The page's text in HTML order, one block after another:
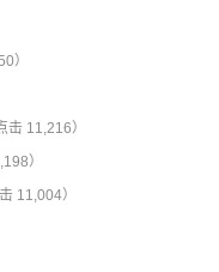
）
11,216）
）
11,004）